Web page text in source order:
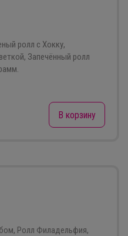
ролл с Хокку,
Запечённый ролл
В корзину
Ролл Филадельфия,